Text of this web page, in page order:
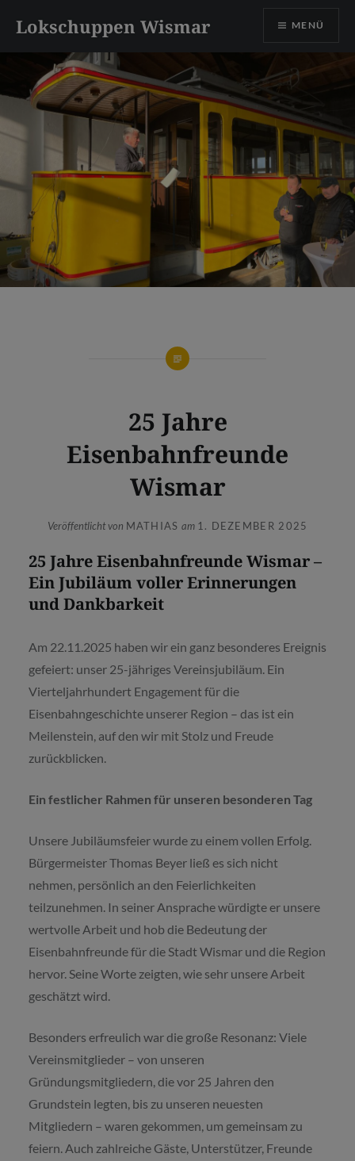
zum
Inhalt
Lokschuppen Wismar MENÜ
25 Jahre
Eisenbahnfreunde
Wismar
Veröffentlicht von MATHIAS am 1. DEZEMBER 2025
25 Jahre Eisenbahnfreunde Wismar –
Ein Jubiläum voller Erinnerungen
und Dankbarkeit
Am 22.11.2025 haben wir ein ganz besonderes Ereignis
gefeiert: unser 25-jähriges Vereinsjubiläum. Ein
Vierteljahrhundert Engagement für die
Eisenbahngeschichte unserer Region – das ist ein
Meilenstein, auf den wir mit Stolz und Freude
zurückblicken.
Ein festlicher Rahmen für unseren besonderen Tag
Unsere Jubiläumsfeier wurde zu einem vollen Erfolg.
Bürgermeister Thomas Beyer ließ es sich nicht
nehmen, persönlich an den Feierlichkeiten
teilzunehmen. In seiner Ansprache würdigte er unsere
wertvolle Arbeit und hob die Bedeutung der
Eisenbahnfreunde für die Stadt Wismar und die Region
hervor. Seine Worte zeigten, wie sehr unsere Arbeit
geschätzt wird.
Besonders erfreulich war die große Resonanz: Viele
Vereinsmitglieder – von unseren
Gründungsmitgliedern, die vor 25 Jahren den
Grundstein legten, bis zu unseren neuesten
Mitgliedern – waren gekommen, um gemeinsam zu
feiern. Auch zahlreiche Gäste, Unterstützer, Freunde